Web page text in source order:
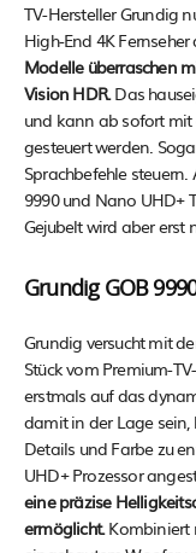
TV-Hersteller Grundig
High-End 4K
Modelle überraschen
Vision HDR.Das
und kann ab sofort
gesteuert werden.
Sprachbefehle
9990 und Nano UHD+
Gejubelt wird aber erst
Grundig GOB
Grundig versucht mit
Stück vom Premium-
erstmals auf das
damit in der Lage
Details und Farbe zu
UHD+ Prozessor
eine präzise
ermöglicht.Kombiniert